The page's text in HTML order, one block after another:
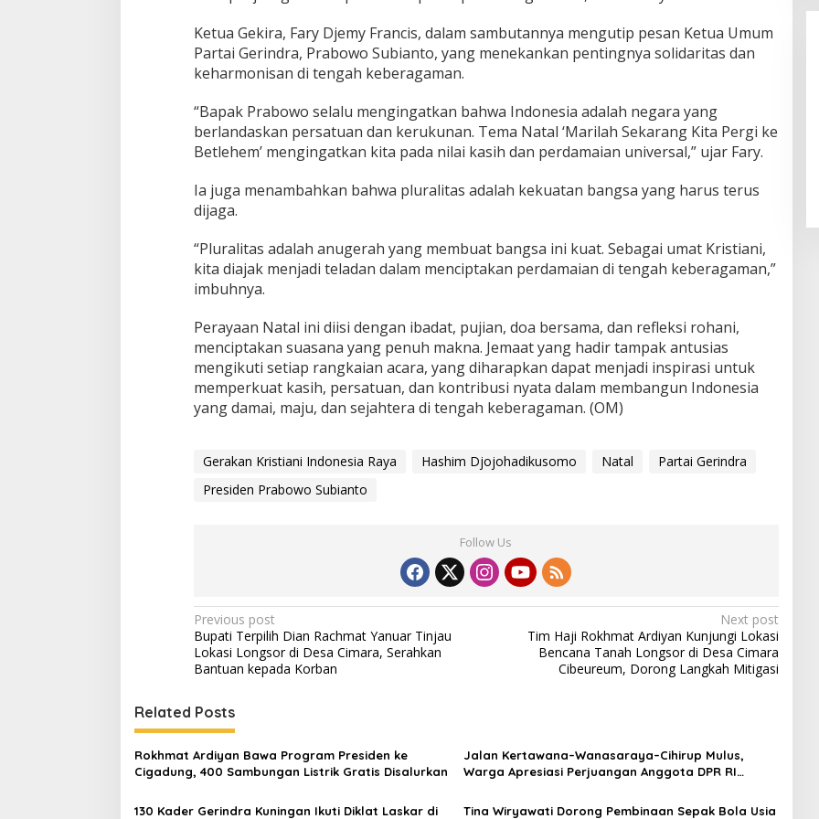
Ketua Gekira, Fary Djemy Francis, dalam sambutannya mengutip pesan Ketua Umum
Partai Gerindra, Prabowo Subianto, yang menekankan pentingnya solidaritas dan
keharmonisan di tengah keberagaman.
“Bapak Prabowo selalu mengingatkan bahwa Indonesia adalah negara yang
berlandaskan persatuan dan kerukunan. Tema Natal ‘Marilah Sekarang Kita Pergi ke
Betlehem’ mengingatkan kita pada nilai kasih dan perdamaian universal,” ujar Fary.
Ia juga menambahkan bahwa pluralitas adalah kekuatan bangsa yang harus terus
dijaga.
“Pluralitas adalah anugerah yang membuat bangsa ini kuat. Sebagai umat Kristiani,
kita diajak menjadi teladan dalam menciptakan perdamaian di tengah keberagaman,”
imbuhnya.
Perayaan Natal ini diisi dengan ibadat, pujian, doa bersama, dan refleksi rohani,
menciptakan suasana yang penuh makna. Jemaat yang hadir tampak antusias
mengikuti setiap rangkaian acara, yang diharapkan dapat menjadi inspirasi untuk
memperkuat kasih, persatuan, dan kontribusi nyata dalam membangun Indonesia
yang damai, maju, dan sejahtera di tengah keberagaman. (OM)
Gerakan Kristiani Indonesia Raya Hashim Djojohadikusomo Natal
Partai Gerindra
Presiden Prabowo Subianto
Follow Us
Post
navigation
Previous post
Bupati Terpilih Dian Rachmat Yanuar Tinjau
Lokasi Longsor di Desa Cimara, Serahkan
Bantuan kepada Korban
Next post
Tim Haji Rokhmat Ardiyan Kunjungi Lokasi
Bencana Tanah Longsor di Desa Cimara
Cibeureum, Dorong Langkah Mitigasi
Related Posts
Rokhmat Ardiyan Bawa Program Presiden ke
Cigadung, 400 Sambungan Listrik Gratis Disalurkan
Jalan Kertawana–Wanasaraya–Cihirup Mulus,
Warga Apresiasi Perjuangan Anggota DPR RI
130 Kader Gerindra Kuningan Ikuti Diklat Laskar di
Tina Wiryawati Dorong Pembinaan Sepak Bola Usia
Alhamdulillah! Rofia Lolos,
Sukaesih Berbuah Manis